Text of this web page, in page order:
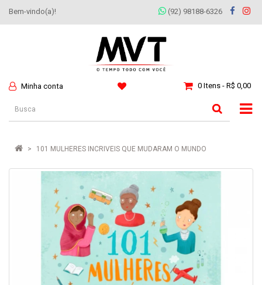
Bem-vindo(a)! (92) 98188-6326
Minha conta 0 Itens - R$ 0,00
101 MULHERES INCRIVEIS QUE MUDARAM O MUNDO